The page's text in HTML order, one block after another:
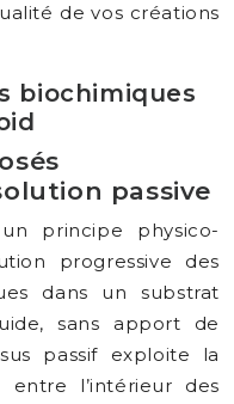
de vos créations
biochimiques
passive
principe physico-
progressive des
dans un substrat
sans apport de
passif exploite la
l’intérieur des